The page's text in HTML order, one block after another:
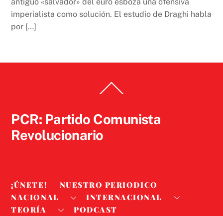
antiguo «salvador» del euro esboza una ofensiva
imperialista como solución. El estudio de Draghi habla
por […]
To
PCR: Partido Comunista
Revolucionario
¡ÚNETE!
NUESTRO PERIODICO
NACIONAL
INTERNACIONAL
TEORÍA
PODCAST